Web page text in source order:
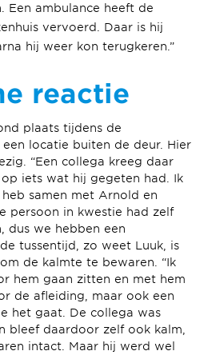
Een ambulance heeft de
vervoerd. Daar is hij
hij weer kon terugkeren.”
reactie
plaats tijdens de
locatie buiten de deur. Hier
“Een collega kreeg daar
iets wat hij gegeten had. Ik
samen met Arnold en
persoon in kwestie had zelf
dus we hebben een
tussentijd, zo weet Luuk, is
de kalmte te bewaren. “Ik
hem gaan zitten en met hem
de afleiding, maar ook een
het gaat. De collega was
bleef daardoor zelf ook kalm,
intact. Maar hij werd wel